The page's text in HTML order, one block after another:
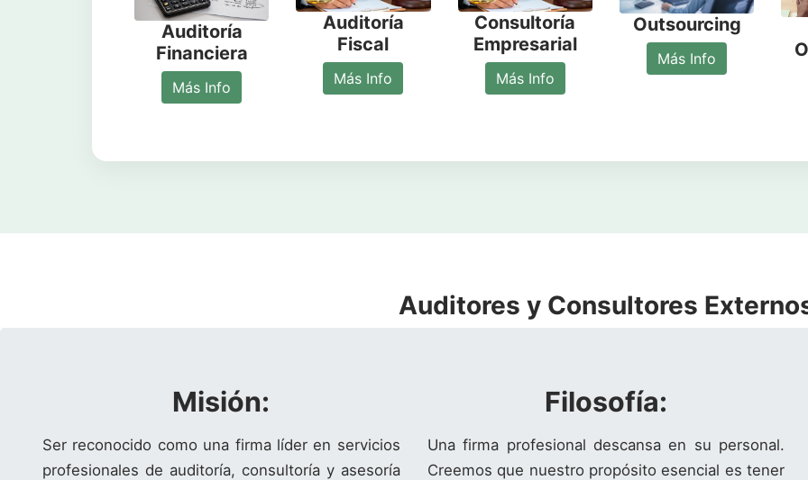
Auditoría
Financiera
Más Info
Auditoría
Fiscal
Más Info
Consultoría
Empresarial
Más Info
Outsourcing
Más Info
Auditores y Consultores
Misión:
Ser reconocido como una firma líder en servicios
profesionales de auditoría, consultoría y asesoría
Filosofía:
Una firma profesional descansa en su personal.
Creemos que nuestro propósito esencial es tener